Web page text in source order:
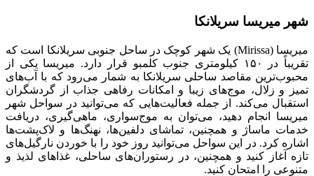
شهر میریسا سریلانکا
میریسا (Mirissa) یک شهر کوچک در ساحل جنوبی سریلانکا است که
تقریباً در ۱۵۰ کیلومتری جنوب کلمبو قرار دارد. میریسا یکی از
محبوب‌ترین مقاصد ساحلی سریلانکا به شمار می‌رود که با آب‌های
تمیز و زلال، موج‌های زیبا و امکانات رفاهی جذاب از گردشگران
استقبال می‌کند. از جمله فعالیت‌هایی که می‌توانید در سواحل شهر
میریسا انجام دهید، می‌توان به موج‌سواری، ماهی‌گیری، دریافت
خدمات ماساژ و همچنین، تماشای دلفین‌ها، نهنگ‌ها و لاک‌پشت‌ها
اشاره کرد. در این سواحل می‌توانید روز خود را با خوردن نارگیل‌های
تازه آغاز کنید و همچنین، در رستوران‌های ساحلی، غذاهای لذیذ و
متنوعی را امتحان کنید.